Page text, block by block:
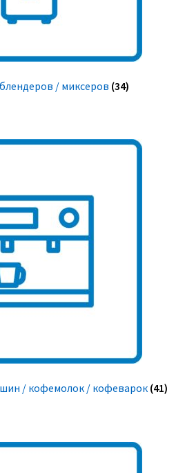
/ миксеров (34)
/ кофемолок / кофеварок (41)